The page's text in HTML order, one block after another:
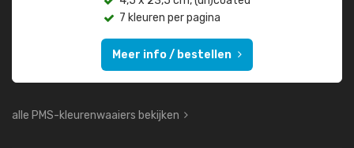
7 kleuren per pagina
Meer info / bestellen
alle PMS-kleurenwaaiers bekijken